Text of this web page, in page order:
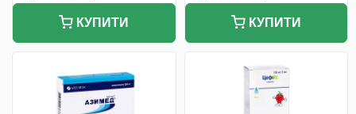
КУПИТИ КУПИТИ